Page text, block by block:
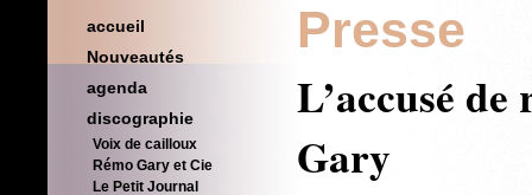
accueil
Nouveautés
agenda
discographie
Voix de cailloux
Rémo Gary et Cie
Le Petit Journal
Presse
L’accusé de
Gary